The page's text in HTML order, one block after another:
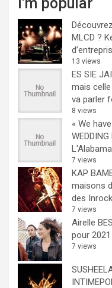
MLCD ?
13 views
ES SIE
mais
va parler
8 views
« We
WEDDING
7 views
KAP
maisons
des
7 views
Airelle
pour
7 views